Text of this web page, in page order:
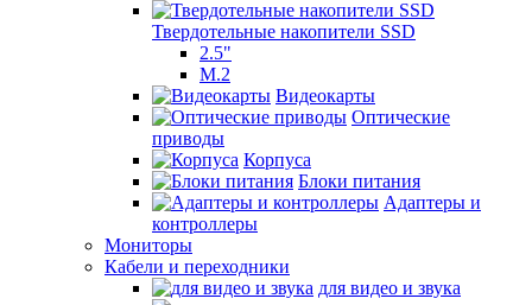
Твердотельные накопители SSD
2.5"
M.2
Видеокарты
Оптические
приводы
Корпуса
Блоки питания
Адаптеры и
контроллеры
Мониторы
Кабели и переходники
для видео и звука